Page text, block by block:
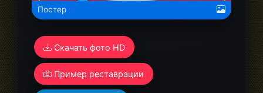
Постер
Скачать фото HD
Пример реставрации